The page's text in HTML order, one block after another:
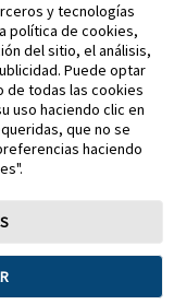
y tecnologías
política de cookies,
del sitio, el análisis,
Puede optar
de todas las cookies
uso haciendo clic en
que no se
haciendo